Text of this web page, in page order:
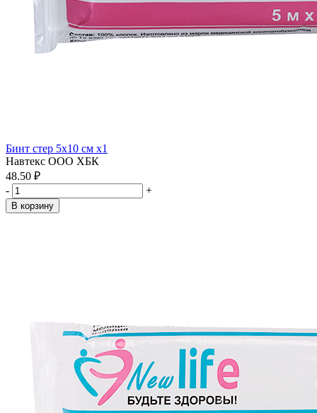
Бинт стер 5х10 см x1
Навтекс ООО ХБК
48.50 ₽
-
+
В корзину